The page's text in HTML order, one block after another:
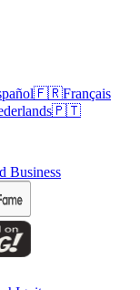
🇫🇷Français
🇵🇹